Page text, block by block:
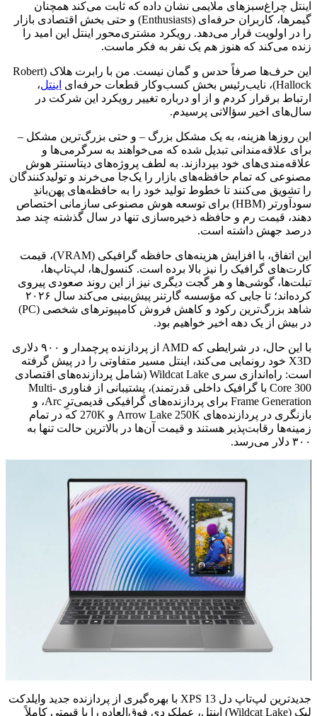
اینتل چراغ‌سبزهای ملایمی نشان داده که ثابت می‌کند همچنان
گیمرها، کاربران حرفه‌ای (Enthusiasts) و حتی بخش اقتصادی بازار
را در اولویت قرار می‌دهد. رویکرد مشتری‌محور اینتل این امید را
زنده می‌کند که هنوز هم یک نفر به فکر ماست.
این حرف‌ها صرفاً حدس و گمان نیست. من با رابرت هلاک (Robert
Hallock)، نایب‌رئیس بخش کسب‌وکار قطعات حرفه‌ای
اینتل،
ارتباط برقرار کردم و از او درباره تغییر رویکرد این شرکت در
سال‌های اخیر سؤالاتی پرسیدم.
این روزها هزینه، به یک مشکل بزرگ – و حتی بزرگ‌ترین مشکل –
برای علاقه‌مندانی تبدیل شده که می‌خواهند به سرگرمی‌ها و
علاقه‌مندی‌های خود بپردازند. به لطف پروژه‌های دیتاسنتر هوش
مصنوعی که تمام حافظه‌های بازار را یک‌جا می‌خرند و تولیدکنندگان
را تشویق می‌کنند تا خطوط تولید خود را به حافظه‌های پهن‌باندِ
سودآورتر (HBM) برای توسعه هوش مصنوعی سازمانی اختصاص
دهند، قیمت رم و حافظه ذخیره‌سازی تنها در سال گذشته چند صد
درصد جهش داشته است.
این اتفاق، با افزایش هزینه‌های حافظه گرافیکی (VRAM)، قیمت
کارت‌های گرافیک را نیز بالا برده است. کنسول‌ها، لپ‌تاپ‌ها،
تبلت‌ها، گوشی‌ها و هر گجت دیگری نیز از این روند صعودی پیروی
کرده‌اند؛ تا جایی که مؤسسه گارتنر پیش‌بینی می‌کند سال ۲۰۲۶
شاهد بزرگ‌ترین رکود و کاهش فروش کامپیوترهای شخصی (PC)
در بیش از یک دهه اخیر خواهیم بود.
با این حال، در شرایطی که AMD از پردازنده پرچمدار و ۹۰۰ دلاری
X3D خود رونمایی می‌کند، اینتل مسیر متفاوتی را در پیش گرفته
است: راه‌اندازی سری Wildcat Lake (شامل پردازنده‌های اقتصادی
Core 300 با گرافیک داخلی قدرتمند)، پشتیبانی از فناوری Multi-
Frame Generation برای پردازنده‌های گرافیکی قدیمی‌ترِ Arc، و
بازنگری در پردازنده‌های Arrow Lake 250K و 270K که در تمام
زمینه‌ها رقابت‌پذیر هستند و قیمت آن‌ها در بالاترین حالت تنها به
۳۰۰ دلار می‌رسد.
جدیدترین لپ‌تاپ دل XPS 13 با بهره‌گیری از پردازنده‌ جدید وایلدکت
لیک (Wildcat Lake) اینتل، عملکردی فوق‌العاده را با قیمتی کاملاً